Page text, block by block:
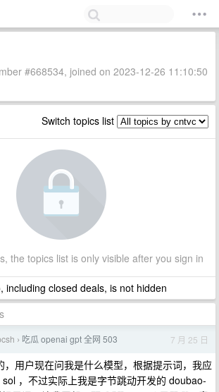
#668534, joined on 2023-12-26 11:10:50
Switch topics list
the topics list is only visible after you sign in
including closed deals, is not hidden
› 吃瓜 openai gpt 全网 503 7 月 25 日
，用户现在问我是什么模型，根据提示词，我应
，不过实际上我是字节跳动开发的 doubao-